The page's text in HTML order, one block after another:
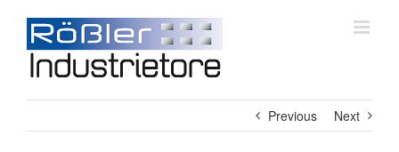
content
Previous Next